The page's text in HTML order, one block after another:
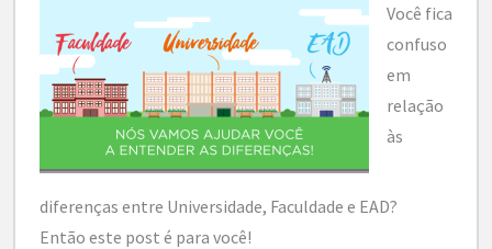
Você fica
confuso
em
relação
às
diferenças entre Universidade, Faculdade e EAD?
Então este post é para você!